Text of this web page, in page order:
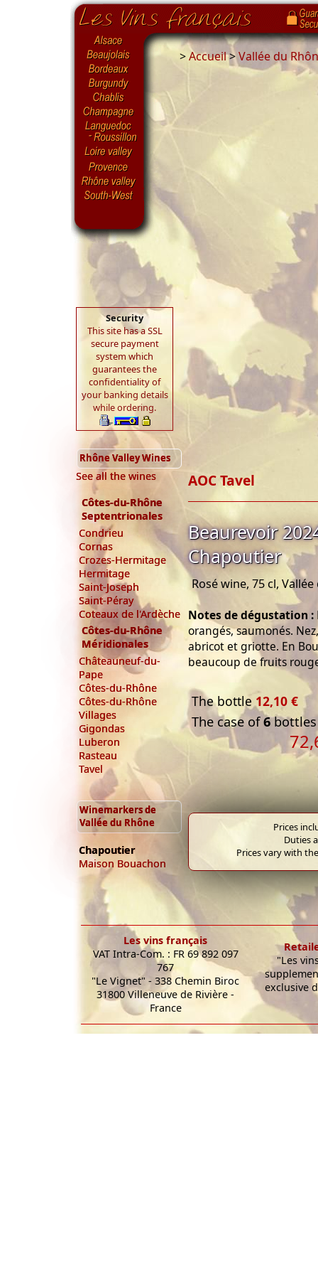
Security
This site has a SSL
secure payment
system which
guarantees the
confidentiality of
your banking details
while ordering.
>Accueil>Vallée du
Rhône Valley Wines
See all the wines
Côtes-du-Rhône
Septentrionales
Condrieu
Cornas
Crozes-Hermitage
Hermitage
Saint-Joseph
Saint-Péray
Coteaux de l'Ardèche
Côtes-du-Rhône
Méridionales
Châteauneuf-du-
Pape
Côtes-du-Rhône
Côtes-du-Rhône
Villages
Gigondas
Luberon
Rasteau
Tavel
Winemarkers de
Vallée du Rhône
Chapoutier
Maison Bouachon
AOC Tavel
Beaurevoir
Chapoutier
Rosé wine, 75 cl,
Notes de dégustation :
orangés, saumonés.
abricot et griotte. En
beaucoup de fruits
The bottle 12,10 €
The case of6bottles
Prices
Duties
Prices vary with
Les vins français
VAT Intra-Com. : FR 69 892 097
767
"Le Vignet" - 338 Chemin Biroc
31800 Villeneuve de Rivière -
France
"Les
exclusive